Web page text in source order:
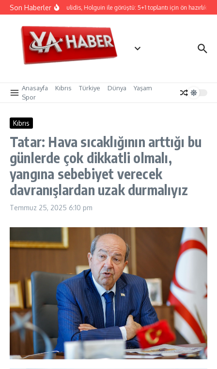
İçeriğe atla
Son HaberlerHristodulidis, Holguin ile görüştü: 5+1 toplantı için ön hazırlık
Anasayfa Kıbrıs Türkiye Dünya
Yaşam
Spor
Kıbrıs
Tatar: Hava sıcaklığının arttığı bu
günlerde çok dikkatli olmalı,
yangına sebebiyet verecek
davranışlardan uzak durmalıyız
Temmuz 25, 2025 6:10 pm